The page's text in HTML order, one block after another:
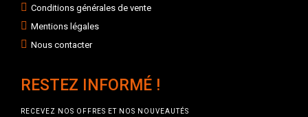
Conditions générales de vente
Mentions légales
Nous contacter
RESTEZ INFORMÉ !
RECEVEZ NOS OFFRES ET NOS NOUVEAUTÉS